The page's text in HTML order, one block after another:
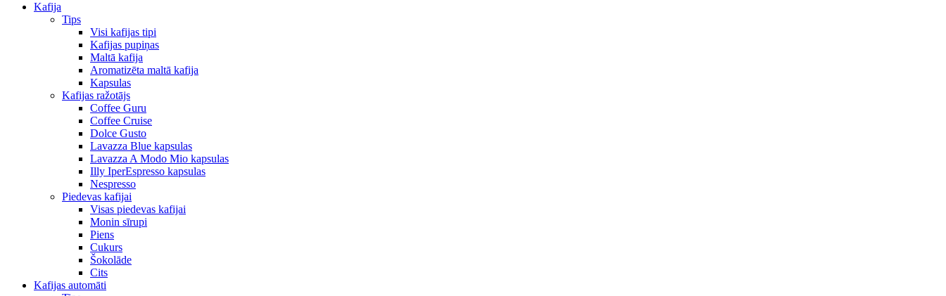
Kafija
Tips
Visi kafijas tipi
Kafijas pupiņas
Maltā kafija
Aromatizēta maltā kafija
Kapsulas
Kafijas ražotājs
Coffee Guru
Coffee Cruise
Dolce Gusto
Lavazza Blue kapsulas
Lavazza A Modo Mio kapsulas
Illy IperEspresso kapsulas
Nespresso
Piedevas kafijai
Visas piedevas kafijai
Monin sīrupi
Piens
Cukurs
Šokolāde
Cits
Kafijas automāti